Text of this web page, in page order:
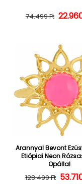
74.499 Ft
Arannyal Bevont
Etiópiai Neon
Opállal
128.499 Ft